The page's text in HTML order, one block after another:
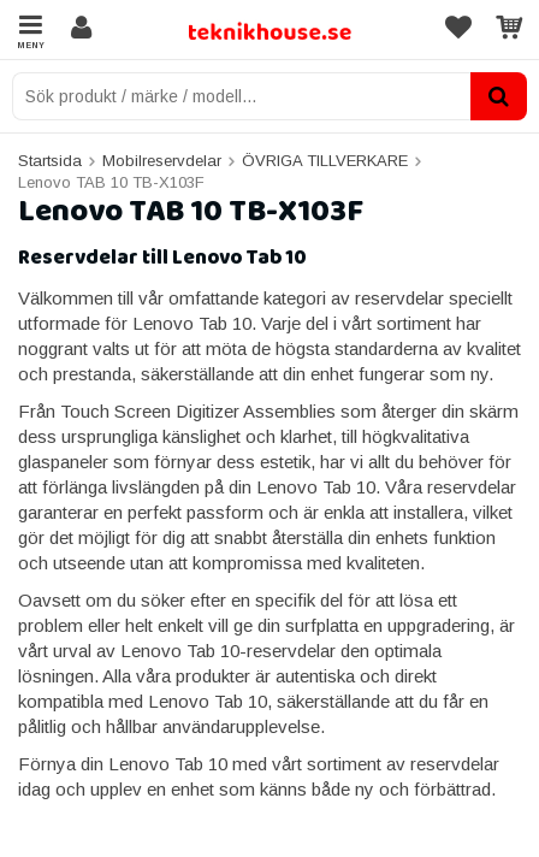
MENY
Startsida Mobilreservdelar
ÖVRIGA TILLVERKARE
Lenovo TAB 10 TB-X103F
Lenovo TAB 10 TB-X103F
Reservdelar till Lenovo Tab 10
Välkommen till vår omfattande kategori av reservdelar speciellt
utformade för Lenovo Tab 10. Varje del i vårt sortiment har
noggrant valts ut för att möta de högsta standarderna av kvalitet
och prestanda, säkerställande att din enhet fungerar som ny.
Från Touch Screen Digitizer Assemblies som återger din skärm
dess ursprungliga känslighet och klarhet, till högkvalitativa
glaspaneler som förnyar dess estetik, har vi allt du behöver för
att förlänga livslängden på din Lenovo Tab 10. Våra reservdelar
garanterar en perfekt passform och är enkla att installera, vilket
gör det möjligt för dig att snabbt återställa din enhets funktion
och utseende utan att kompromissa med kvaliteten.
Oavsett om du söker efter en specifik del för att lösa ett
problem eller helt enkelt vill ge din surfplatta en uppgradering, är
vårt urval av Lenovo Tab 10-reservdelar den optimala
lösningen. Alla våra produkter är autentiska och direkt
kompatibla med Lenovo Tab 10, säkerställande att du får en
pålitlig och hållbar användarupplevelse.
Förnya din Lenovo Tab 10 med vårt sortiment av reservdelar
idag och upplev en enhet som känns både ny och förbättrad.